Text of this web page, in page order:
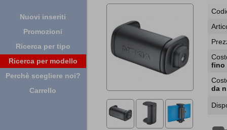
Nuovi inseriti
Promozioni
Ricerca per tipo
Ricerca per modello
Perchè scegliere noi?
Carrello
fino
da